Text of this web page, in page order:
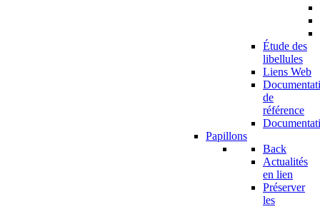
Étude des
libellules
Liens Web
de
référence
Papillons
Back
Actualités
en lien
Préserver
les